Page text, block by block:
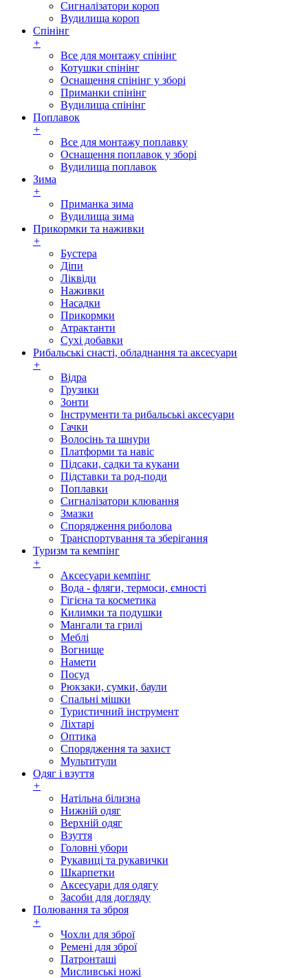
Сигналізатори короп
Вудилища короп
Спінінг
+
Все для монтажу спінінг
Котушки спінінг
Оснащення спінінг у зборі
Приманки спінінг
Вудилища спінінг
Поплавок
+
Все для монтажу поплавку
Оснащення поплавок у зборі
Вудилища поплавок
Зима
+
Приманка зима
Вудилища зима
Прикормки та наживки
+
Бустера
Діпи
Ліквіди
Наживки
Насадки
Прикормки
Атрактанти
Сухі добавки
Рибальські снасті, обладнання та аксесуари
+
Відра
Грузики
Зонти
Інструменти та рибальські аксесуари
Гачки
Волосінь та шнури
Платформи та навіс
Підсаки, садки та кукани
Підставки та род-поди
Поплавки
Сигналізатори клювання
Змазки
Спорядження риболова
Транспортування та зберігання
Туризм та кемпінг
+
Аксесуари кемпінг
Вода - фляги, термоси, ємності
Гігієна та косметика
Килимки та подушки
Мангали та грилі
Меблі
Вогнище
Намети
Посуд
Рюкзаки, сумки, баули
Спальні мішки
Туристичний інструмент
Ліхтарі
Оптика
Спорядження та захист
Мультитули
Одяг і взуття
+
Натільна білизна
Нижній одяг
Верхній одяг
Взуття
Головні убори
Рукавиці та рукавички
Шкарпетки
Аксесуари для одягу
Засоби для догляду
Полювання та зброя
+
Чохли для зброї
Ремені для зброї
Патронташі
Мисливські ножі